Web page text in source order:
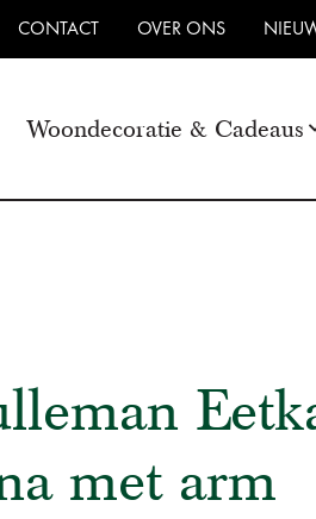
CONTACT OVER ONS
Woondecoratie & Cadeaus
met arm